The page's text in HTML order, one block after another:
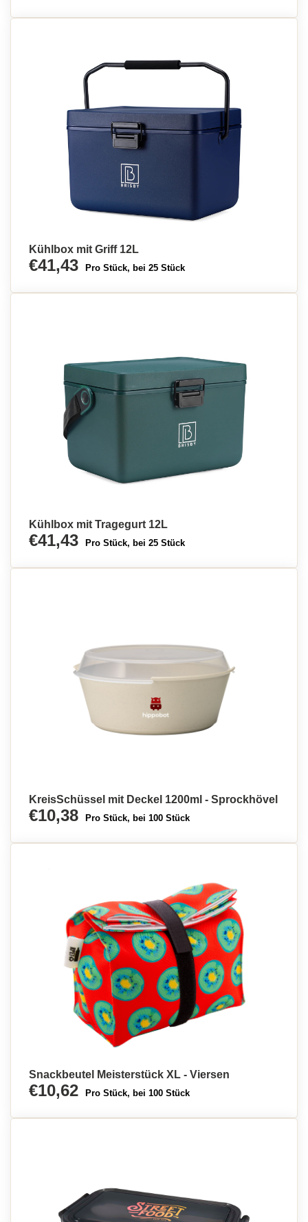
Kühlbox mit Griff 12L
€41,43 Pro Stück, bei 25 Stück
Kühlbox mit Tragegurt 12L
€41,43 Pro Stück, bei 25 Stück
KreisSchüssel mit Deckel 1200ml - Sprockhövel
€10,38 Pro Stück, bei 100 Stück
Snackbeutel Meisterstück XL - Viersen
€10,62 Pro Stück, bei 100 Stück